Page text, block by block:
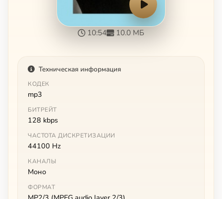
10:54 10.0 МБ
Техническая информация
КОДЕК
mp3
БИТРЕЙТ
128 kbps
ЧАСТОТА ДИСКРЕТИЗАЦИИ
44100 Hz
КАНАЛЫ
Моно
ФОРМАТ